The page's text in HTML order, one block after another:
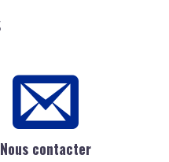
Nous contacter